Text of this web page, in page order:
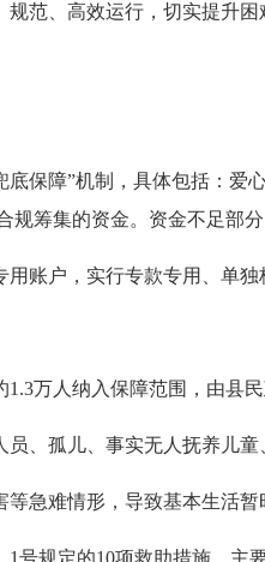
、高效运行，切实提升困
障”机制，具体包括：爱
筹集的资金。资金不足部
户，实行专款专用、单独
万人纳入保障范围，由县民
孤儿、事实无人抚养儿童
难情形，导致基本生活暂
1号规定的10项救助措施，